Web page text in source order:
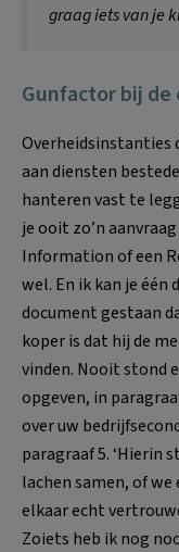
graag iets van je
Gunfactor bij de
Overheidsinstanties
aan diensten
hanteren vast te
je ooit zo’n
Information of een
wel. En ik kan je één
document gestaan
koper is dat hij de
vinden. Nooit stond
opgeven, in
over uw
paragraaf 5. ‘Hierin
lachen samen, of
elkaar echt
Zoiets heb ik nog